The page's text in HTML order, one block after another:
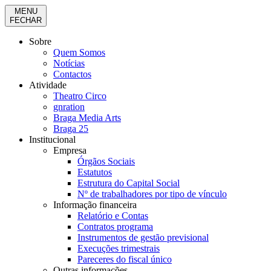
MENU
FECHAR
Sobre
Quem Somos
Notícias
Contactos
Atividade
Theatro Circo
gnration
Braga Media Arts
Braga 25
Institucional
Empresa
Órgãos Sociais
Estatutos
Estrutura do Capital Social
Nº de trabalhadores por tipo de vínculo
Informação financeira
Relatório e Contas
Contratos programa
Instrumentos de gestão previsional
Execuções trimestrais
Pareceres do fiscal único